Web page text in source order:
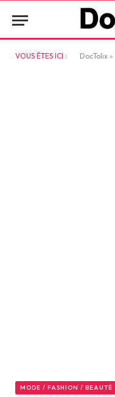
VOUS ÊTES ICI : DocTolix »
MODE / FASHION / BEAUTÉ